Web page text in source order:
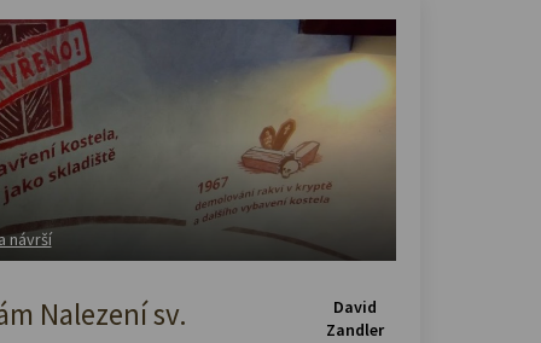
návrší
Nalezení sv.
David
Zandler